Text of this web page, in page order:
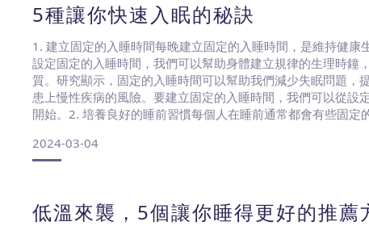
5種讓你快速入眠的秘訣
1. 建立固定的入睡時間每晚建立固定的入睡時間，是維持健康
設定固定的入睡時間，我們可以幫助身體建立規律的生理時鐘
質。研究顯示，固定的入睡時間可以幫助我們減少失眠問題，
患上慢性疾病的風險。要建立固定的入睡時間，我們可以從設
開始。2. 培養良好的睡前習慣每個人在睡前通常都會有些固定
入眠，例如睡前可以看看輕鬆的書籍，在閱讀過程中慢慢
2024-03-04
低溫來襲，5個讓你睡得更好的推薦